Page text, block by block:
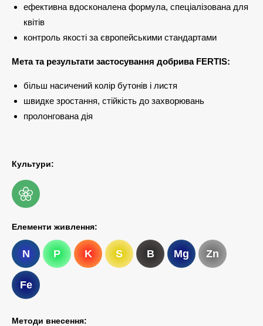
ефективна вдосконалена формула, спеціалізована для
квітів
контроль якості за європейськими стандартами
Мета та результати застосування добрива FERTIS:
більш насичений колір бутонів і листя
швидке зростання, стійкість до захворювань
пролонгована дія
Культури:
Елементи живлення:
N P K S B Mg Zn
Fe
Методи внесення: